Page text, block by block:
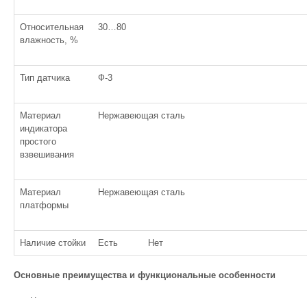
Относительная
влажность, %
30…80
Тип датчика Ф-3
Материал
индикатора
простого
взвешивания
Нержавеющая сталь
Материал
платформы
Нержавеющая сталь
Наличие стойки Есть Нет
Основные преимущества и функциональные особенности